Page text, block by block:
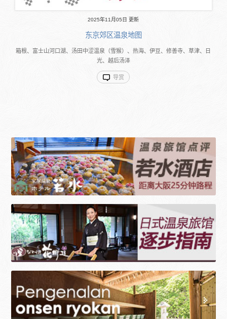
2025年11月05日 更新
东京郊区温泉地图
箱根、富士山河口湖、汤田中涩温泉（雪猴）、热海、伊豆、修善寺、草津、日
光、越后汤泽
导赏